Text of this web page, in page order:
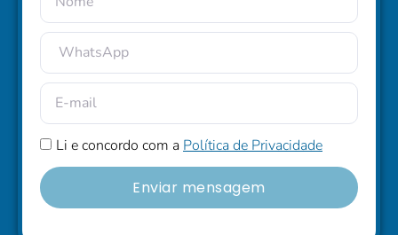
Li e concordo com aPolítica de Privacidade
Enviar mensagem